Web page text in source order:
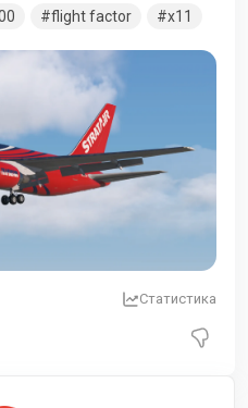
flight factor x11
Статистика